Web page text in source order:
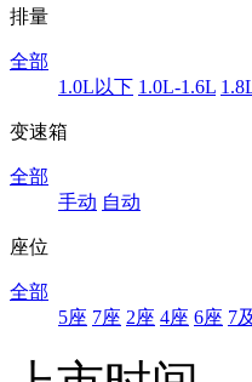
排量
全部
1.0L以下 1.0L-1.6L
变速箱
全部
手动 自动
座位
全部
5座 7座 2座 4座 6座 7